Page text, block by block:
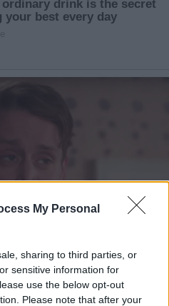
My Personal
sharing to third parties, or
sensitive information for
use the below opt-out
Please note that after your